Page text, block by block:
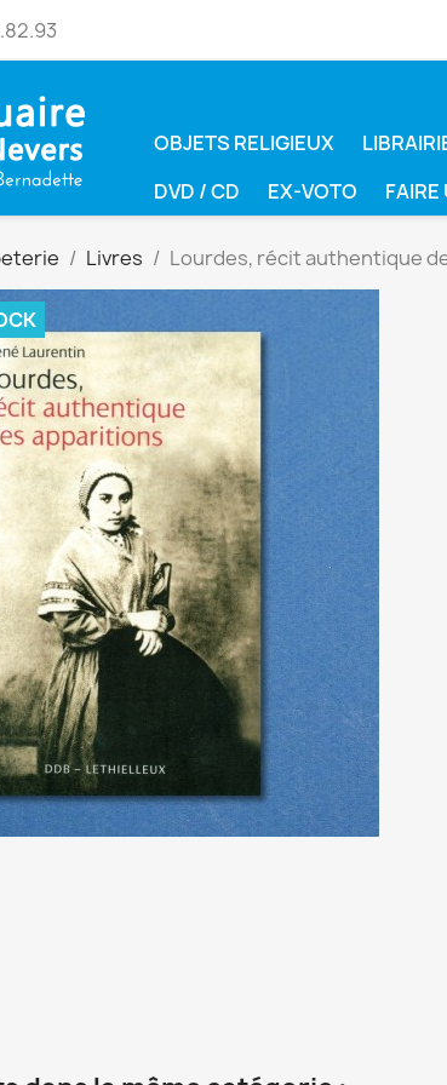
OBJETS RELIGIEUX
DVD / CD
EX-VOTO FAIRE
Livres Lourdes, récit authentique